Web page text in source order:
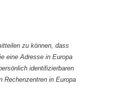
zu können, dass
eine Adresse in Europa
identifizierbaren
Rechenzentren in Europa